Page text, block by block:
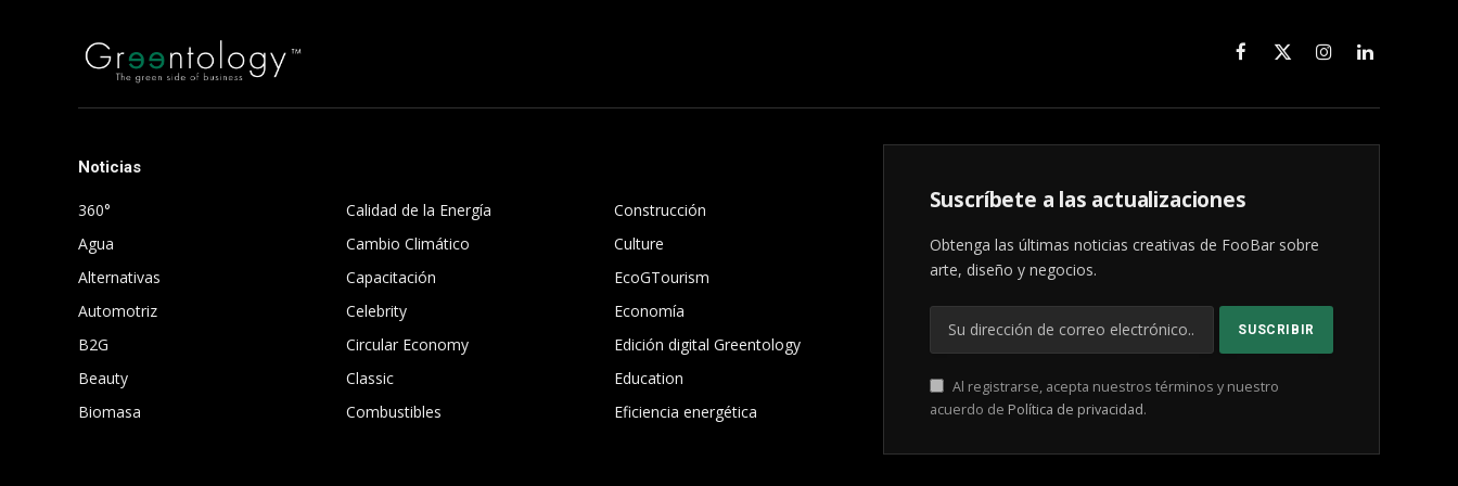
Facebook
X
InstagramLinkedIn
Noticias
360°
Agua
Alternativas
Automotriz
B2G
Beauty
Biomasa
Calidad de la Energía
Cambio Climático
Capacitación
Celebrity
Circular Economy
Classic
Combustibles
Construcción
Culture
EcoGTourism
Economía
Edición digital Greentology
Education
Eficiencia energética
Suscríbete a las actualizaciones
Obtenga las últimas noticias creativas de FooBar sobre
arte, diseño y negocios.
Al registrarse, acepta nuestros términos y nuestro
acuerdo de Política de privacidad.